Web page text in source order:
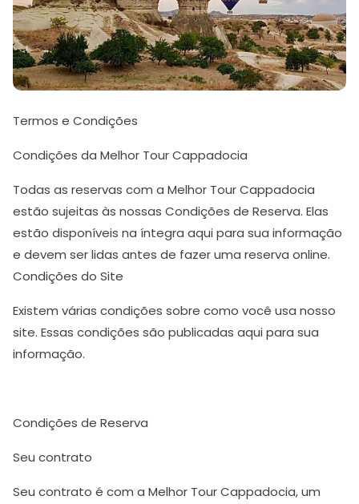
Termos e Condições
Condições da Melhor Tour Cappadocia
Todas as reservas com a Melhor Tour Cappadocia
estão sujeitas às nossas Condições de Reserva. Elas
estão disponíveis na íntegra aqui para sua informação
e devem ser lidas antes de fazer uma reserva online.
Condições do Site
Existem várias condições sobre como você usa nosso
site. Essas condições são publicadas aqui para sua
informação.
Condições de Reserva
Seu contrato
Seu contrato é com a Melhor Tour Cappadocia, um